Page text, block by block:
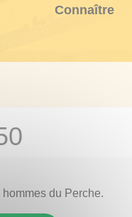
Connaître
du Perche.